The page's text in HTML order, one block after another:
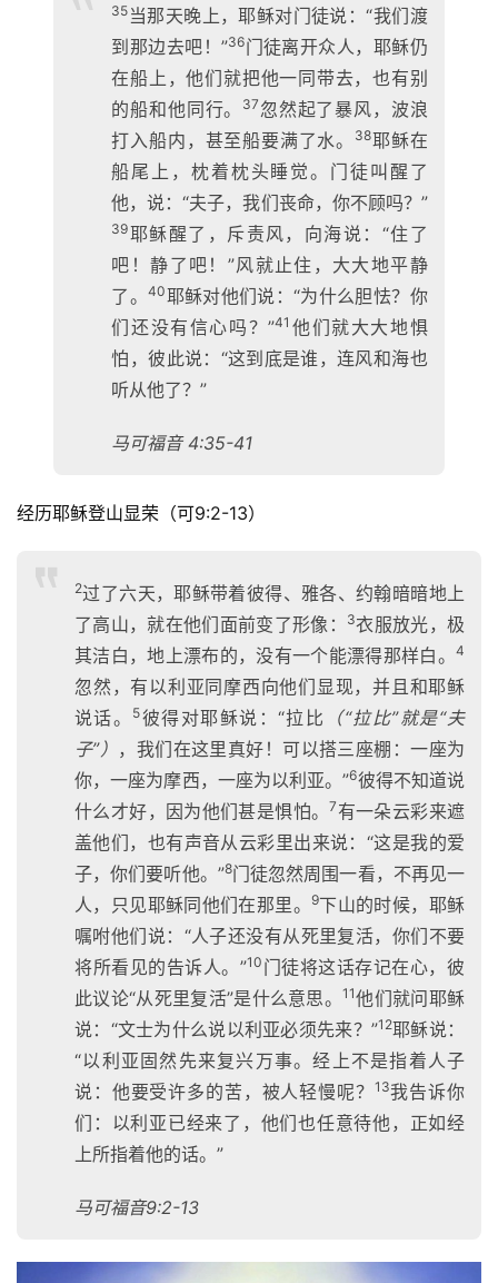
35 当那天晚上，耶稣对门徒说：“我们渡
到那边去吧！”36门徒离开众人，耶稣仍
在船上，他们就把他一同带去，也有别
的船和他同行。
37 忽然起了暴风，波浪
打入船内，甚至船要满了水。
38耶稣在
船尾上，枕着枕头睡觉。门徒叫醒了
他，说：“夫子，我们丧命，你不顾吗？”
39耶稣醒了，斥责风，向海说：“住了
吧！静了吧！”风就止住，大大地平静
了。40耶稣对他们说：“为什么胆怯？你
们还没有信心吗？”41 他们就大大地惧
怕，彼此说：“这到底是谁，连风和海也
听从他了？”
马可福音 4:35-41
经历耶稣登山显荣（可9:2-13）
2过了六天，耶稣带着彼得、雅各、约翰暗暗地上
了高山，就在他们面前变了形像：
3衣服放光，极
其洁白，地上漂布的，没有一个能漂得那样白。
4
忽然，有以利亚同摩西向他们显现，并且和耶稣
说话。
5彼得对耶稣说：“拉比
（“拉比”就是“夫
子”） ，我们在这里真好！可以搭三座棚：一座为
你，一座为摩西，一座为以利亚。”6彼得不知道说
什么才好，因为他们甚是惧怕。
7 有一朵云彩来遮
盖他们，也有声音从云彩里出来说：“这是我的爱
子，你们要听他。”8门徒忽然周围一看，不再见一
人，只见耶稣同他们在那里。
9下山的时候，耶稣
嘱咐他们说：“人子还没有从死里复活，你们不要
将所看见的告诉人。”10 门徒将这话存记在心，彼
此议论“从死里复活”是什么意思。11他们就问耶稣
说：“文士为什么说以利亚必须先来？”12耶稣说：
“以利亚固然先来复兴万事。经上不是指着人子
说：他要受许多的苦，被人轻慢呢？ 13我告诉你
们：以利亚已经来了，他们也任意待他，正如经
上所指着他的话。”
马可福音9:2-13